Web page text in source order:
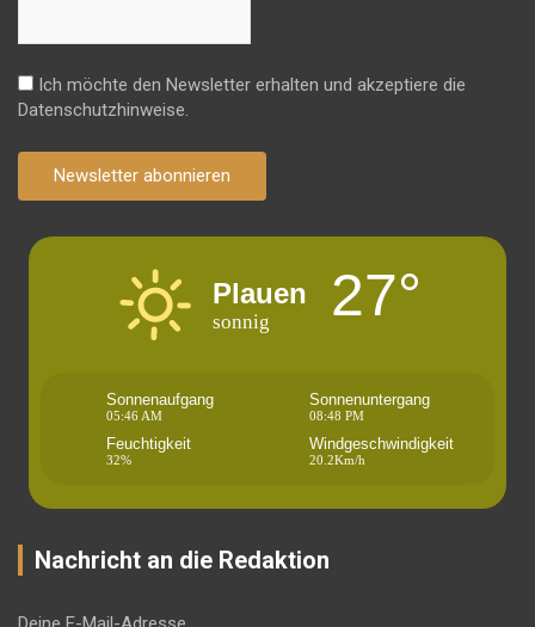
Ich möchte den Newsletter erhalten und akzeptiere die
Datenschutzhinweise.
Newsletter abonnieren
Plauen
sonnig 27°
Sonnenaufgang
05:46 AM
Sonnenuntergang
08:48 PM
Feuchtigkeit
32%
Windgeschwindigkeit
20.2Km/h
Nachricht an die Redaktion